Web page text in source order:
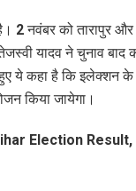
2 नवंबर को तारापुर और
यादव ने चुनाव बाद
ये कहा है कि इलेक्शन के
किया जायेगा।